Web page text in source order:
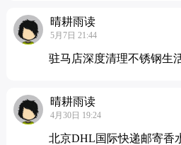
晴耕雨读
5月7日 21:44
驻马店深度清理不锈钢生
晴耕雨读
4月30日 19:24
北京DHL国际快递邮寄香